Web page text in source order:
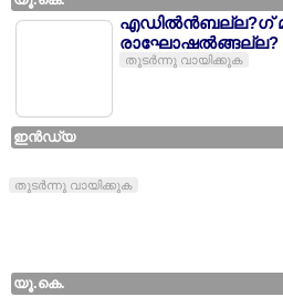
എഡില്‍ന്‍ബല്ല?ഗ്
രാഘോഷല്‍ങ്ങല്ല?
തുടര്‍ന്നു വായിക്കുക
ഇന്‍ഡ്യ
തുടര്‍ന്നു വായിക്കുക
യൂ.കെ.